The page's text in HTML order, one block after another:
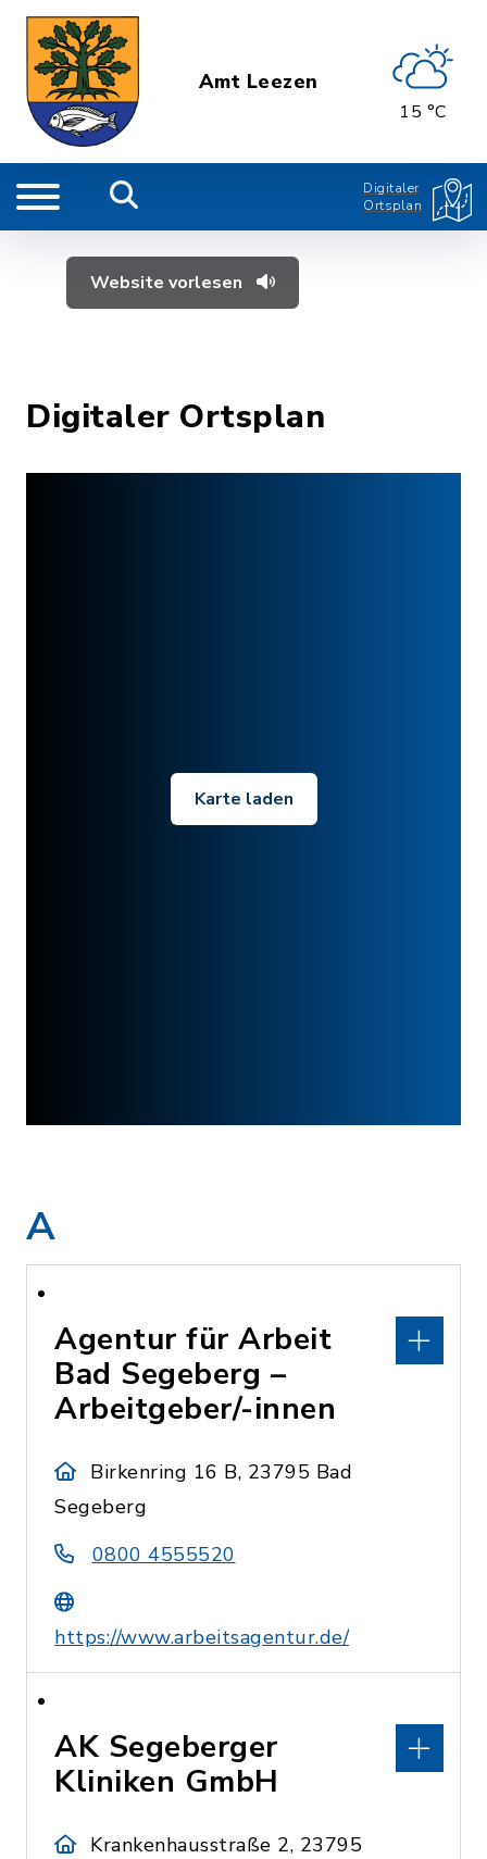
Amt Leezen
15 °C
Digitaler
Ortsplan
Website vorlesen
Digitaler Ortsplan
Karte laden
A
Agentur für Arbeit
Bad Segeberg –
Arbeitgeber/-innen
Birkenring 16 B, 23795 Bad
Segeberg
0800 4555520
https://www.arbeitsagentur.de/
AK Segeberger
Kliniken GmbH
Krankenhausstraße 2, 23795